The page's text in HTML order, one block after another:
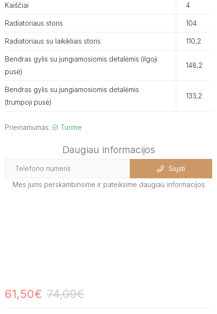
Kaiščiai 4
Radiatoriaus storis 104
Radiatoriaus su laikikliais storis 110,2
Bendras gylis su jungiamosiomis detalėmis (ilgoji
pusė)
148,2
Bendras gylis su jungiamosiomis detalėmis
(trumpoji pusė)
133,2
Prieinamumas: Turime
Daugiau informacijos
Siųsti
Mes jums perskambinsime ir pateiksime daugiau informacijos
61,50€ 74,09€